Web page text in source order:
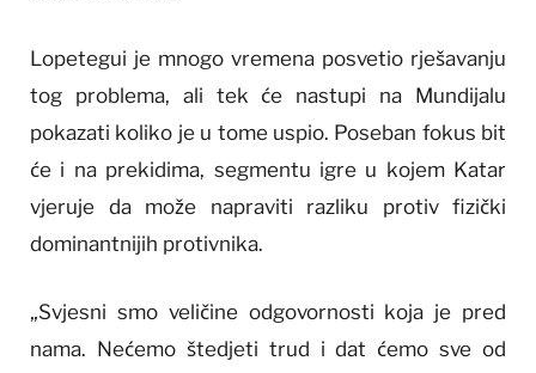
Lopetegui je mnogo vremena posvetio rješavanju
tog problema, ali tek će nastupi na Mundijalu
pokazati koliko je u tome uspio. Poseban fokus bit
će i na prekidima, segmentu igre u kojem Katar
vjeruje da može napraviti razliku protiv fizički
dominantnijih protivnika.
„Svjesni smo veličine odgovornosti koja je pred
nama. Nećemo štedjeti trud i dat ćemo sve od